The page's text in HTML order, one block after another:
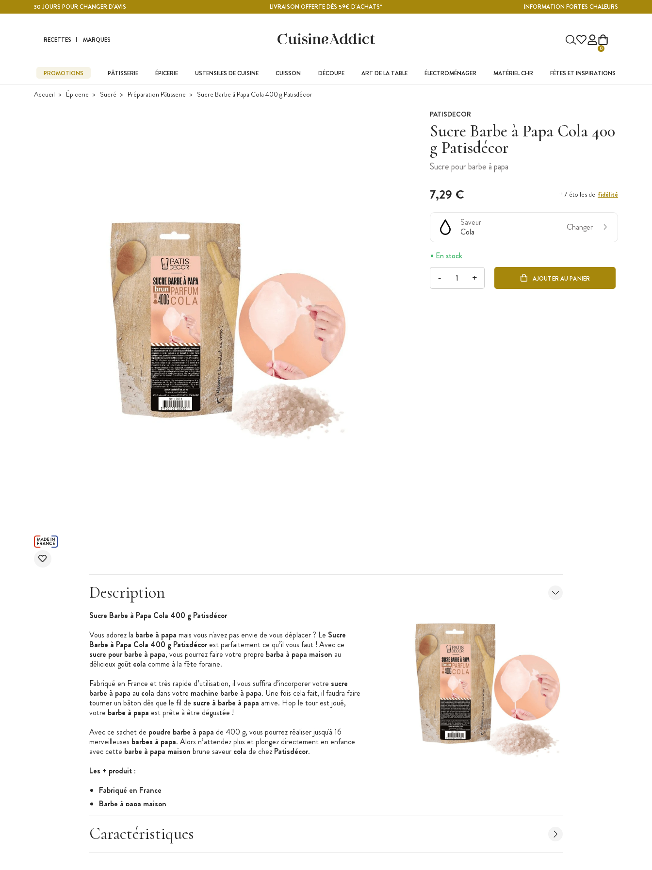
Contenu principal30 JOURS POUR CHANGER D'AVIS LIVRAISON OFFERTE DÈS 59€ D'ACHATS* INFORMATION FORTES CHALEURS
RECETTES MARQUES
0
PROMOTIONS PÂTISSERIE ÉPICERIE USTENSILES DE CUISINE CUISSON DÉCOUPE ART DE LA TABLE ÉLECTROMÉNAGER MATÉRIEL CHR FÊTES ET INSPIRATIONS
Accueil Épicerie Sucré Préparation Pâtisserie Sucre Barbe à Papa Cola 400 g Patisdécor
PATISDECOR
Sucre Barbe à Papa Cola 400
g Patisdécor
Sucre pour barbe à papa
7,29 € + 7 étoiles de fidélité
Saveur
Cola
Changer
En stock
- + AJOUTER AU PANIER
Description
Sucre Barbe à Papa Cola 400 g Patisdécor
Vous adorez la barbe à papa mais vous n'avez pas envie de vous déplacer ? Le Sucre
Barbe à Papa Cola 400 g Patisdécorest parfaitement ce qu’il vous faut ! Avec ce
sucre pour barbe à papa, vous pourrez faire votre propre barba à papa maison au
délicieux goût cola comme à la fête foraine.
Fabriqué en France et très rapide d’utilisation, il vous suffira d’incorporer votre sucre
barbe à papa au cola dans votre machine barbe à papa. Une fois cela fait, il faudra faire
tourner un bâton dès que le fil de sucre à barbe à papa arrive. Hop le tour est joué,
votre barbe à papa est prête à être dégustée !
Avec ce sachet de poudre barbe à papa de 400 g, vous pourrez réaliser jusqu'à 16
merveilleuses barbes à papa. Alors n’attendez plus et plongez directement en enfance
avec cette barbe à papa maison brune saveur cola de chez Patisdécor.
Les + produit :
Fabriqué en France
Barbe à papa maison
Facile et rapide d’utilisation
Caractéristiques de la préparation :
Préparation sucrée Barbe à papa
Caractéristiques